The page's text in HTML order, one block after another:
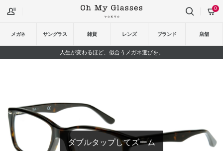
メガネ サングラス 雑貨 レンズ ブランド 店舗
0
人生が変わるほど、似合うメガネ選びを。
ダブルタップしてズーム